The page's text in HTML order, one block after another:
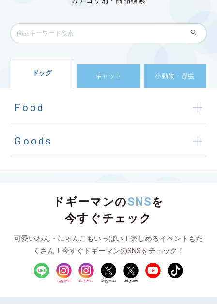
ドッグ キャット 小動物・昆虫
Food
Goods
ドギーマンのSNSを
今すぐチェック
可愛いわん・にゃんこもいっぱい！楽しめるイベントもた
くさん！今すぐドギーマンのSNSをチェック！